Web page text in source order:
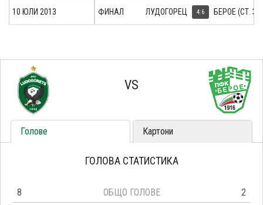
ФИНАЛ
ЛУДОГОРЕЦ 4:6 БЕРОЕ (СТ.
10 ЮЛИ 2013
VS
Голове Картони
ГОЛОВА СТАТИСТИКА
8 ОБЩО ГОЛОВЕ
2